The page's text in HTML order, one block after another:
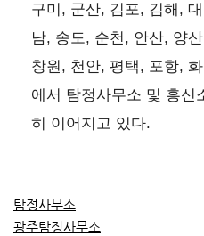
구미, 군산, 김포, 김해,
남, 송도, 순천, 안산, 양
창원, 천안, 평택, 포항,
에서 탐정사무소 및 흥신
히 이어지고 있다.
탐정사무소
광주탐정사무소